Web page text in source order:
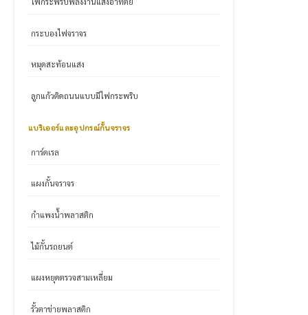
กระบองไฟจราจร
หมุดสะท้อนแสง
ลูกแก้วติดถนนแบบมีไฟกระพริบ
แบริเออร์และอุปกรณ์กั้นจราจร
การ์ดเรล
แผงกั้นจราจร
กำแพงน้ำพลาสติก
ไม้กั้นรถยนต์
แผงหยุดตรวจสามเหลี่ยม
รั้วตาข่ายพลาสติก